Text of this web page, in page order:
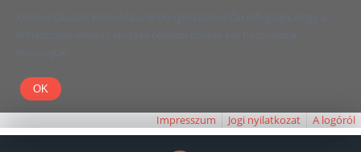
Kedves Olvasó! Weboldalunk böngészésével Ön elfogadja, hogy a
felhasználói élmény javítása céljából cookie-kat használunk.
Köszönjük!
Impresszum Jogi nyilatkozat A logóról